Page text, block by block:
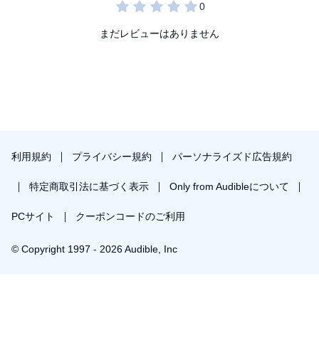
まだレビューはありません
利用規約 プライバシー規約 パーソナライズド広告規約
特定商取引法に基づく表示 Only from Audibleについて
PCサイト クーポンコードのご利用
© Copyright 1997 - 2026 Audible, Inc